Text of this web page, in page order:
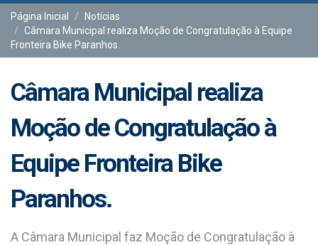
Página Inicial
Notícias
Câmara Municipal realiza Moção de Congratulação à Equipe
Fronteira Bike Paranhos.
Câmara Municipal realiza
Moção de Congratulação à
Equipe Fronteira Bike
Paranhos.
A Câmara Municipal faz Moção de Congratulação à